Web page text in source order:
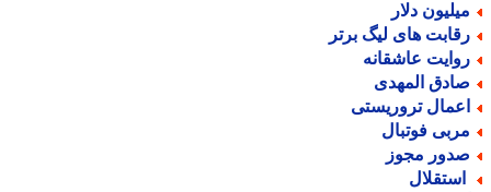
دلار
های لیگ برتر
عاشقانه
المهدی
تروریستی
فوتبال
مجوز